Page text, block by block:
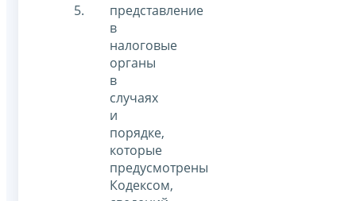
представление
в
налоговые
органы
в
случаях
и
порядке,
которые
предусмотрены
Кодексом,